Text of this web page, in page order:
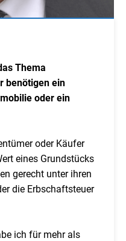
Thema
benötigen ein
oder ein
oder Käufer
eines Grundstücks
gerecht unter ihren
die Erbschaftsteuer
ich für mehr als